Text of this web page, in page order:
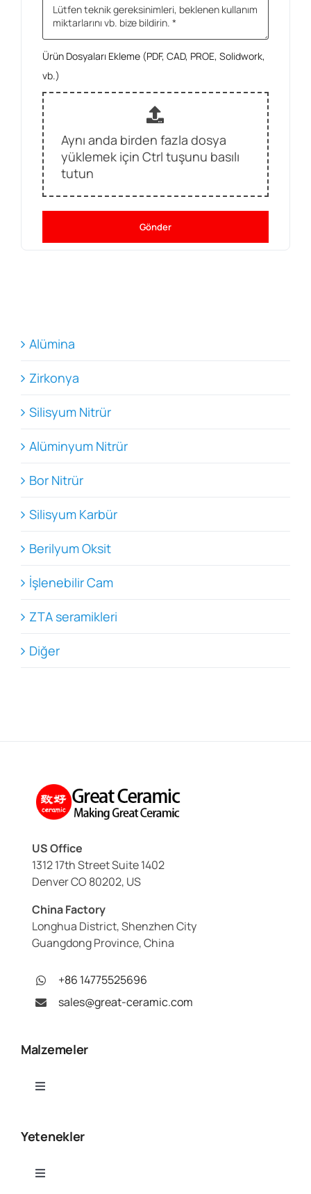
Ürün Dosyaları Ekleme (PDF, CAD, PROE, Solidwork,
vb.)
Aynı anda birden fazla dosya
yüklemek için Ctrl tuşunu basılı
tutun
Gönder
Alümina
Zirkonya
Silisyum Nitrür
Alüminyum Nitrür
Bor Nitrür
Silisyum Karbür
Berilyum Oksit
İşlenebilir Cam
ZTA seramikleri
Diğer
US Office
1312 17th Street Suite 1402
Denver CO 80202, US
China Factory
Longhua District, Shenzhen City
Guangdong Province, China
+86 14775525696
sales@great-ceramic.com
Malzemeler
Toggle
Alüminyum Nitrür (AlN)
Yetenekler
Toggle